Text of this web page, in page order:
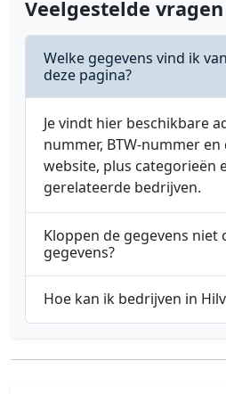
Veelgestelde vragen
Welke gegevens vind ik
deze pagina?
Je vindt hier beschikbare
nummer, BTW-nummer
website, plus categorieën
gerelateerde bedrijven.
Kloppen de gegevens
gegevens?
Hoe kan ik bedrijven in